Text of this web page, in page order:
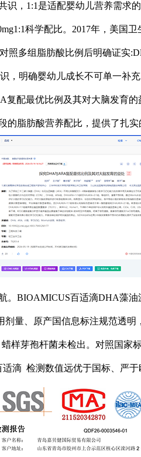
识，1:1是适配婴幼儿营养需
科学配比。2017年，美国
照多组脂肪酸比例后明确证
识，明确婴幼儿成长不可单一
复配最优比例及其对大脑发育
脂肪酸营养配比，提供了扎实
。BIOAMICUS百适滴DHA藻
量、原产国信息标注规范透明
样芽孢杆菌未检出。对照国家
滴 检测数值远优于国标、严